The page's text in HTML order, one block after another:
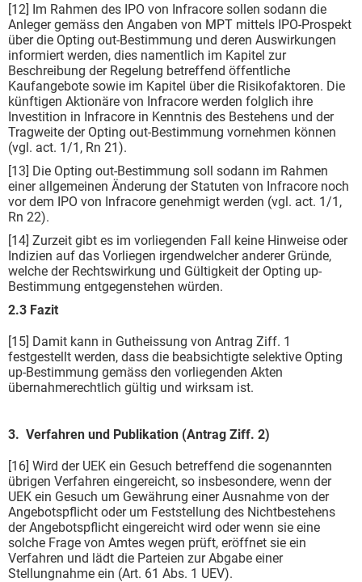
[12] Im Rahmen des IPO von Infracore sollen sodann die
Anleger gemäss den Angaben von MPT mittels IPO-Prospekt
über die Opting out-Bestimmung und deren Auswirkungen
informiert werden, dies namentlich im Kapitel zur
Beschreibung der Regelung betreffend öffentliche
Kaufangebote sowie im Kapitel über die Risikofaktoren. Die
künftigen Aktionäre von Infracore werden folglich ihre
Investition in Infracore in Kenntnis des Bestehens und der
Tragweite der Opting out-Bestimmung vornehmen können
(vgl. act. 1/1, Rn 21).
[13] Die Opting out-Bestimmung soll sodann im Rahmen
einer allgemeinen Änderung der Statuten von Infracore noch
vor dem IPO von Infracore genehmigt werden (vgl. act. 1/1,
Rn 22).
[14] Zurzeit gibt es im vorliegenden Fall keine Hinweise oder
Indizien auf das Vorliegen irgendwelcher anderer Gründe,
welche der Rechtswirkung und Gültigkeit der Opting up-
Bestimmung entgegenstehen würden.
2.3 Fazit
[15] Damit kann in Gutheissung von Antrag Ziff. 1
festgestellt werden, dass die beabsichtigte selektive Opting
up-Bestimmung gemäss den vorliegenden Akten
übernahmerechtlich gültig und wirksam ist.
3. Verfahren und Publikation (Antrag Ziff. 2)
[16] Wird der UEK ein Gesuch betreffend die sogenannten
übrigen Verfahren eingereicht, so insbesondere, wenn der
UEK ein Gesuch um Gewährung einer Ausnahme von der
Angebotspflicht oder um Feststellung des Nichtbestehens
der Angebotspflicht eingereicht wird oder wenn sie eine
solche Frage von Amtes wegen prüft, eröffnet sie ein
Verfahren und lädt die Parteien zur Abgabe einer
Stellungnahme ein (Art. 61 Abs. 1 UEV).